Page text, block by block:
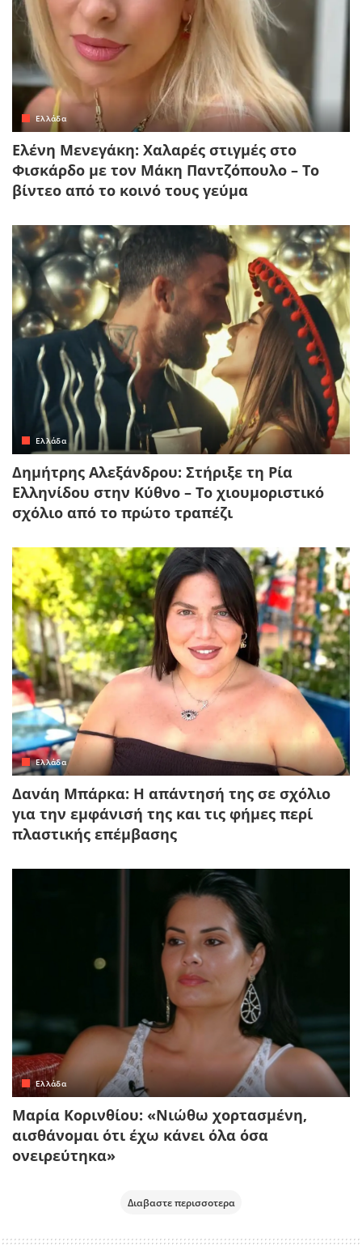
Ελλάδα
Ελένη Μενεγάκη: Χαλαρές στιγμές στο
Φισκάρδο με τον Μάκη Παντζόπουλο – Το
βίντεο από το κοινό τους γεύμα
Ελλάδα
Δημήτρης Αλεξάνδρου: Στήριξε τη Ρία
Ελληνίδου στην Κύθνο – Το χιουμοριστικό
σχόλιο από το πρώτο τραπέζι
Ελλάδα
Δανάη Μπάρκα: Η απάντησή της σε σχόλιο
για την εμφάνισή της και τις φήμες περί
πλαστικής επέμβασης
Ελλάδα
Μαρία Κορινθίου: «Νιώθω χορτασμένη,
αισθάνομαι ότι έχω κάνει όλα όσα
ονειρεύτηκα»
Διαβαστε περισσοτερα